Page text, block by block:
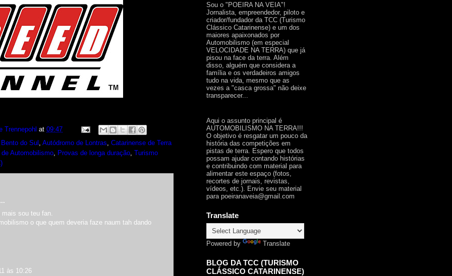
Trennepohl at 09:47
do Sul , Autódromo de Lontras, Catarinense de Terra
Automobilismo, Provas de longa duração, Turismo
sou teu fan.
o que quem deveria faze naum tah dando
às 10:26
Sou o "POEIRA NA VEIA"!
Jornalista, empreendedor, piloto e
criador/fundador da TCC (Turismo
Clássico Catarinense) e um dos
maiores apaixonados por
Automobilismo (em especial
VELOCIDADE NA TERRA) que já
pisou na face da terra. Além
disso, alguém que considera a
família e os verdadeiros amigos
tudo na vida, mesmo que as
vezes a "casca grossa" não deixe
transparecer...
Aqui o assunto principal é
AUTOMOBILISMO NA TERRA!!!
O objetivo é resgatar um pouco da
história das competições em
pistas de terra. Espero que todos
possam ajudar contando histórias
e contribuindo com material para
alimentar este espaço (fotos,
recortes de jornais, revistas,
vídeos, etc.). Envie seu material
para poeiranaveia@gmail.com
Translate
Powered by Translate
BLOG DA TCC (TURISMO
CLÁSSICO CATARINENSE)